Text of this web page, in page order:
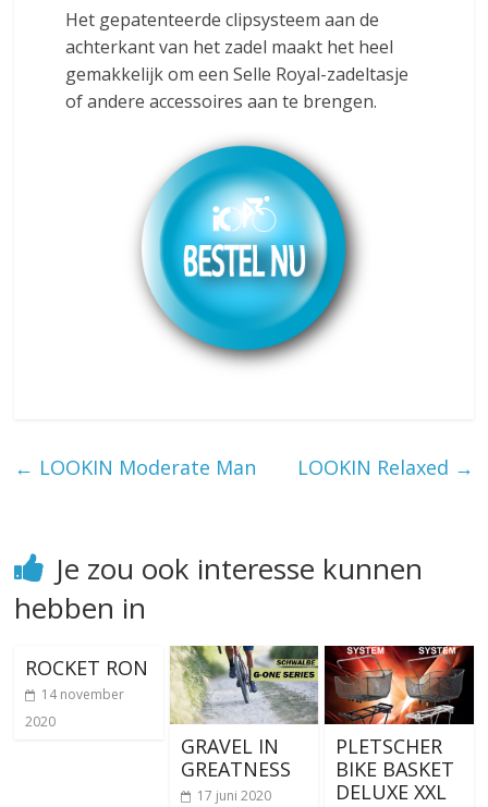
Het gepatenteerde clipsysteem aan de
achterkant van het zadel maakt het heel
gemakkelijk om een Selle Royal-zadeltasje
of andere accessoires aan te brengen.
← LOOKIN Moderate Man LOOKIN Relaxed →
Je zou ook interesse kunnen
hebben in
ROCKET RON
14 november
2020
GRAVEL IN
GREATNESS
17 juni 2020
PLETSCHER
BIKE BASKET
DELUXE XXL